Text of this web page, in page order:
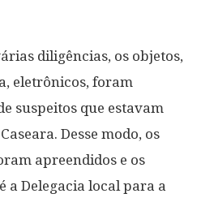
diligências, os objetos,
eletrônicos, foram
suspeitos que estavam
Desse modo, os
apreendidos e os
a Delegacia local para a